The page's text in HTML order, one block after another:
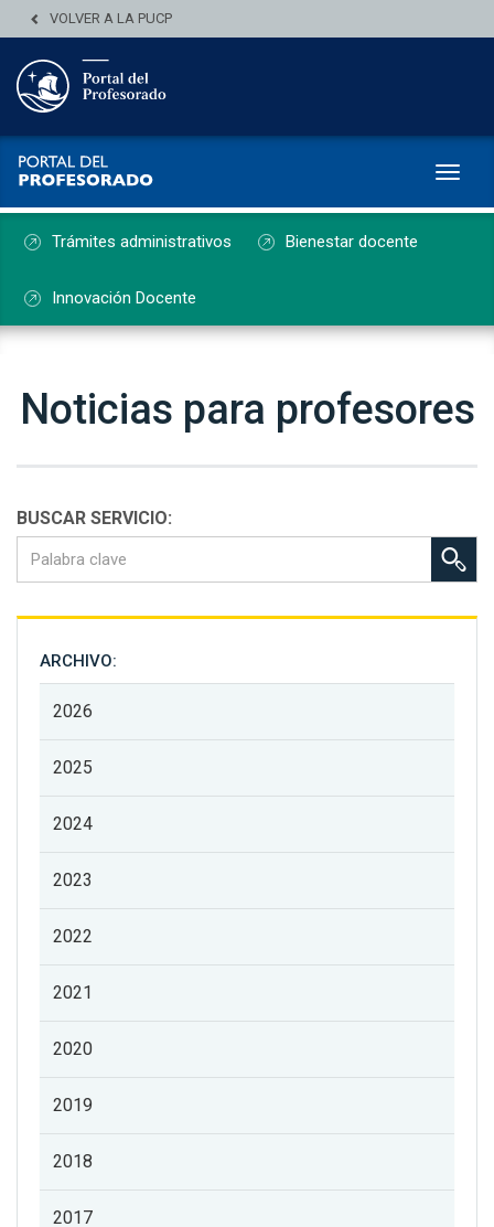
VOLVER A LA PUCP
Trámites administrativos Bienestar docente
Innovación Docente
Noticias para profesores
BUSCAR SERVICIO:
ARCHIVO:
2026
2025
2024
2023
2022
2021
2020
2019
2018
2017